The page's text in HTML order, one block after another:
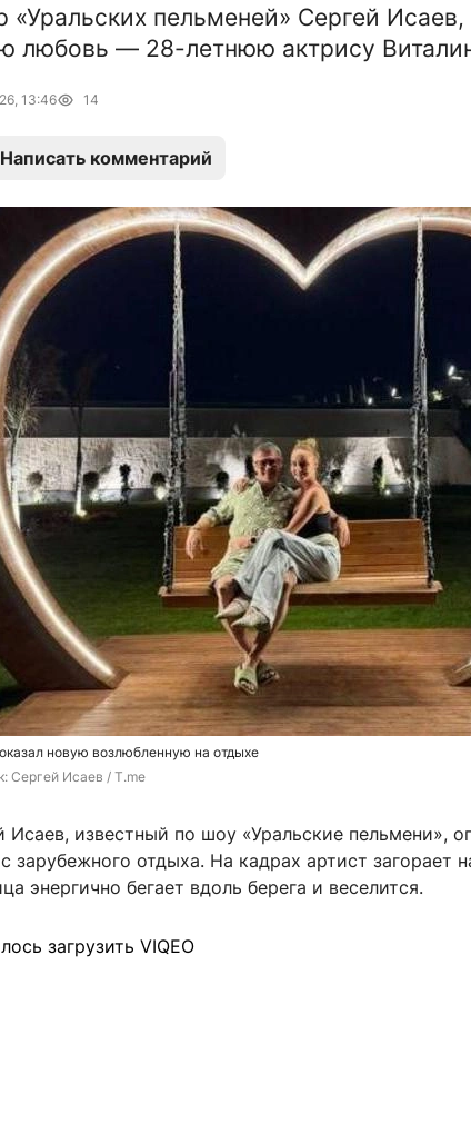
«Уральских пельменей» Сергей
любовь — 28-летнюю актрису
13:46 14
Написать комментарий
новую возлюбленную на отдыхе
Сергей Исаев / T.me
Исаев, известный по шоу «Уральские пельмени»,
зарубежного отдыха. На кадрах артист загорает
энергично бегает вдоль берега и веселится.
загрузить VIQEO